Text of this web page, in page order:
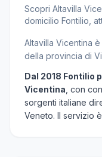
Scopri Altavilla
domicilio Fontilio,
Altavilla Vicentina
della provincia di
Dal 2018 Fontilio
Vicentina , con
sorgenti italiane
Veneto. Il servizio